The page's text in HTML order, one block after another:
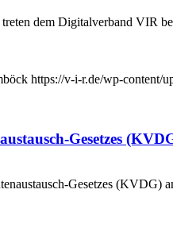
dem Digitalverband VIR
https://v-i-r.de/wp-content/
Gesetzes
Gesetzes (KVDG)